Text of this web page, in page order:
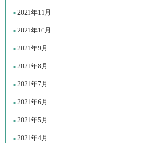
2021年11月
2021年10月
2021年9月
2021年8月
2021年7月
2021年6月
2021年5月
2021年4月